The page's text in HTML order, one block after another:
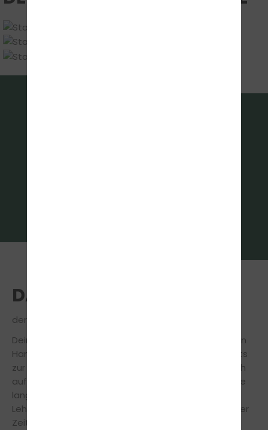
DAS TEAM
der Intensivfahrschule-Nord in Hamburg
Dein freundliches Fahrschulteam von unserer Filiale in
Hamburg steht dir während der Fahrausbildung stets
zur Seite, um Dich so sicher und effizient wie möglich
auf die Führerscheinprüfung vorzubereiten. Durch die
langjährige Erfahrung und mithilfe modernster
Lehrmethoden machen wir Dich in innerhalb kürzester
Zeit fit für den Führerschein.